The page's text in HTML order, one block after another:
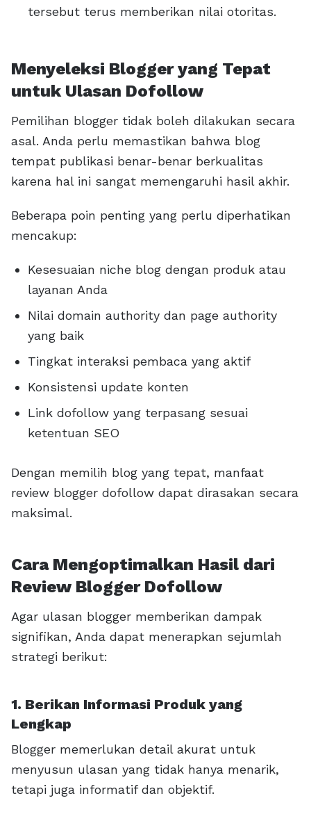
tersebut terus memberikan nilai otoritas.
Menyeleksi Blogger yang Tepat
untuk Ulasan Dofollow
Pemilihan blogger tidak boleh dilakukan secara
asal. Anda perlu memastikan bahwa blog
tempat publikasi benar-benar berkualitas
karena hal ini sangat memengaruhi hasil akhir.
Beberapa poin penting yang perlu diperhatikan
mencakup:
Kesesuaian niche blog dengan produk atau
layanan Anda
Nilai domain authority dan page authority
yang baik
Tingkat interaksi pembaca yang aktif
Konsistensi update konten
Link dofollow yang terpasang sesuai
ketentuan SEO
Dengan memilih blog yang tepat, manfaat
review blogger dofollow dapat dirasakan secara
maksimal.
Cara Mengoptimalkan Hasil dari
Review Blogger Dofollow
Agar ulasan blogger memberikan dampak
signifikan, Anda dapat menerapkan sejumlah
strategi berikut:
1. Berikan Informasi Produk yang
Lengkap
Blogger memerlukan detail akurat untuk
menyusun ulasan yang tidak hanya menarik,
tetapi juga informatif dan objektif.